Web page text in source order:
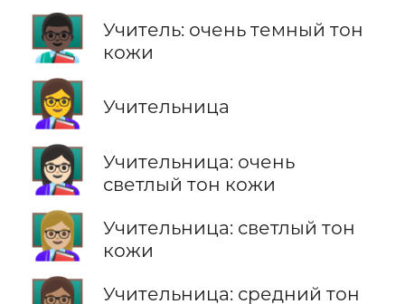
👨🏿‍🏫
Учитель: очень темный тон
кожи
👩‍🏫 Учительница
👩🏻‍🏫
Учительница: очень
светлый тон кожи
👩🏼‍🏫
Учительница: светлый тон
кожи
Учительница: средний тон